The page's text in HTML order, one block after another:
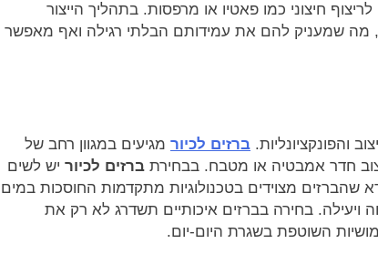
לריצוף חיצוני כמו פאטיו או מרפסות. בתהליך הייצור
מה שמעניק להם את עמידותם הבלתי רגילה ואף מאפשר
והפונקציונליות. ברזים לכיור מגיעים במגוון רחב של
חדר אמבטיה או מטבח. בבחירת ברזים לכיור יש לשים
שהברזים מצוידים בטכנולוגיות מתקדמות החוסכות במים
בחירה בברזים איכותיים תשדרג לא רק את
השוטפת בשגרת היום-יום.